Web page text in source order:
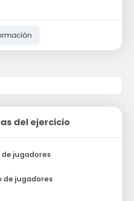
del ejercicio
jugadores
de jugadores